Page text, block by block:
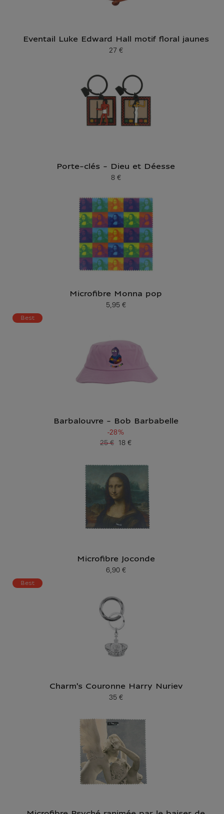
Eventail Luke Edward Hall motif floral jaunes
Prix ​​actuel
27 €
Porte-clés - Dieu et Déesse
Prix ​​actuel
8 €
Microfibre Monna pop
Prix ​​actuel
5,95 €
Best
Barbalouvre - Bob Barbabelle
-28%
Prix ​​actuel
18 €
Ancien prix
25 €
Microfibre Joconde
Prix ​​actuel
6,90 €
Best
Charm's Couronne Harry Nuriev
Prix ​​actuel
35 €